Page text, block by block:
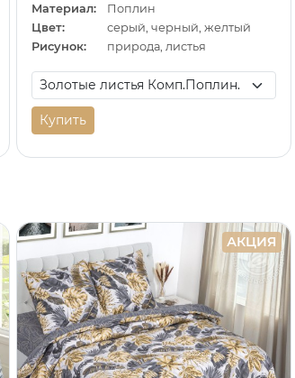
Материал:
Поплин
Цвет:
серый, черный, желтый
Рисунок:
природа, листья
Купить
АКЦИЯ